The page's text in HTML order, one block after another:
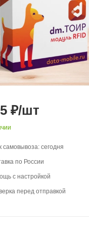
₽/шт
самовывоза: сегодня
по России
с настройкой
перед отправкой